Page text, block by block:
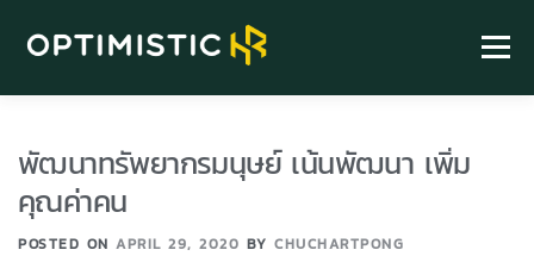
Menu
HR KNOWLEDGE
FIND US
พัฒนาทรัพยากรมนุษย์ เน้นพัฒนา เพิ่ม
คุณค่าคน
POSTED ON APRIL 29, 2020 BY CHUCHARTPONG